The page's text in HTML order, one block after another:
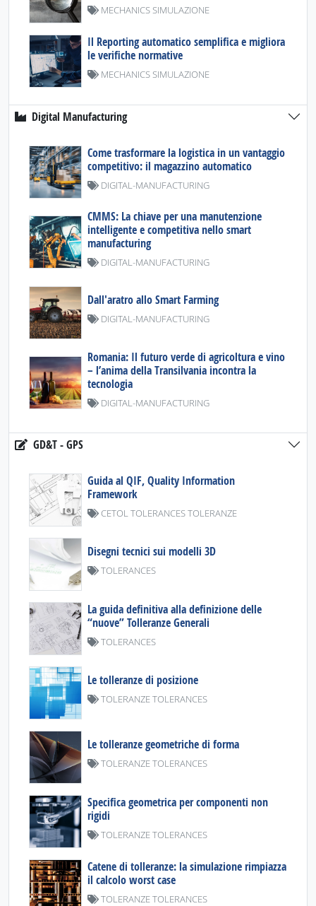
MECHANICS SIMULAZIONE
Il Reporting automatico semplifica e migliora
le verifiche normative
MECHANICS SIMULAZIONE
Digital Manufacturing
Come trasformare la logistica in un vantaggio
competitivo: il magazzino automatico
DIGITAL-MANUFACTURING
CMMS: La chiave per una manutenzione
intelligente e competitiva nello smart
manufacturing
DIGITAL-MANUFACTURING
Dall'aratro allo Smart Farming
DIGITAL-MANUFACTURING
Romania: Il futuro verde di agricoltura e vino
– l’anima della Transilvania incontra la
tecnologia
DIGITAL-MANUFACTURING
GD&T - GPS
Guida al QIF, Quality Information
Framework
CETOL TOLERANCES TOLERANZE
Disegni tecnici sui modelli 3D
TOLERANCES
La guida definitiva alla definizione delle
“nuove” Tolleranze Generali
TOLERANCES
Le tolleranze di posizione
TOLERANZE TOLERANCES
Le tolleranze geometriche di forma
TOLERANZE TOLERANCES
Specifica geometrica per componenti non
rigidi
TOLERANZE TOLERANCES
Catene di tolleranze: la simulazione rimpiazza
il calcolo worst case
TOLERANZE TOLERANCES